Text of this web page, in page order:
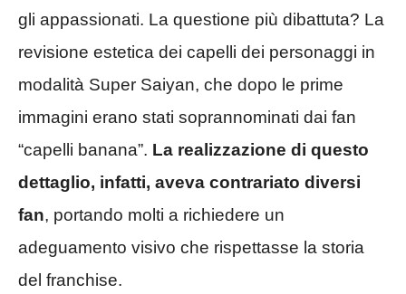
gli appassionati. La questione più dibattuta? La
revisione estetica dei capelli dei personaggi in
modalità Super Saiyan, che dopo le prime
immagini erano stati soprannominati dai fan
“capelli banana”. La realizzazione di questo
dettaglio, infatti, aveva contrariato diversi
fan, portando molti a richiedere un
adeguamento visivo che rispettasse la storia
del franchise.